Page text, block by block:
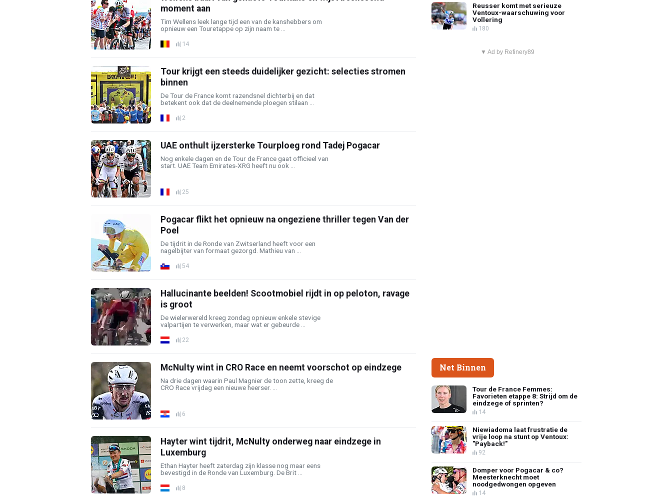
moment aan
Tim Wellens leek lange tijd een van de kanshebbers om
opnieuw een Touretappe op zijn naam te ...
14
Tour krijgt een steeds duidelijker gezicht: selecties stromen
binnen
De Tour de France komt razendsnel dichterbij en dat
betekent ook dat de deelnemende ploegen stilaan ...
2
UAE onthult ijzersterke Tourploeg rond Tadej Pogacar
Nog enkele dagen en de Tour de France gaat officieel van
start. UAE Team Emirates-XRG heeft nu ook ...
25
Pogacar flikt het opnieuw na ongeziene thriller tegen Van der
Poel
De tijdrit in de Ronde van Zwitserland heeft voor een
nagelbijter van formaat gezorgd. Mathieu van ...
54
Hallucinante beelden! Scootmobiel rijdt in op peloton, ravage
is groot
De wielerwereld kreeg zondag opnieuw enkele stevige
valpartijen te verwerken, maar wat er gebeurde ...
22
McNulty wint in CRO Race en neemt voorschot op eindzege
Na drie dagen waarin Paul Magnier de toon zette, kreeg de
CRO Race vrijdag een nieuwe heerser. ...
6
Hayter wint tijdrit, McNulty onderweg naar eindzege in
Luxemburg
Ethan Hayter heeft zaterdag zijn klasse nog maar eens
bevestigd in de Ronde van Luxemburg. De Brit ...
8
Reusser komt met serieuze
Ventoux-waarschuwing voor
Vollering
180
▼ Ad by Refinery89
Net Binnen
Tour de France Femmes:
Favorieten etappe 8: Strijd om de
eindzege of sprinten?
14
Niewiadoma laat frustratie de
vrije loop na stunt op Ventoux:
"Payback!"
92
Domper voor Pogacar & co?
Meesterknecht moet
noodgedwongen opgeven
14